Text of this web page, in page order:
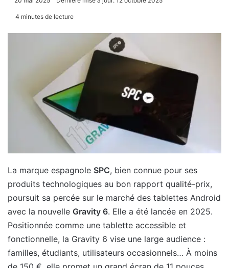
4 minutes de lecture
La marque espagnole SPC, bien connue pour ses
produits technologiques au bon rapport qualité-prix,
poursuit sa percée sur le marché des tablettes Android
avec la nouvelle Gravity 6. Elle a été lancée en 2025.
Positionnée comme une tablette accessible et
fonctionnelle, la Gravity 6 vise une large audience :
familles, étudiants, utilisateurs occasionnels… À moins